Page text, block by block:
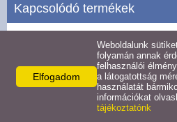
EFOP-1.5.2-16-2017-00008
Kapcsolódó termékek
Szervezeti, személyzeti adatok
Részletek
Elfogadom
Weboldalunk
folyamán annak
felhasználói
a látogatottság
használatát
információkat
tájékoztatónk